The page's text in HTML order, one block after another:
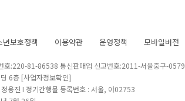
년보호정책 이용약관 운영정책 모바일버전
호:220-81-86538 통신판매업 신고번호:2011-서울중구-0579
6층 [사업자정보확인]
용진 I 정기간행물 등록번호 : 서울, 아02753